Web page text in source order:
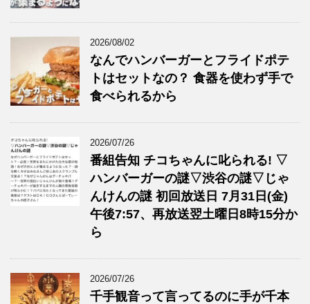
2026/08/02
なんでハンバーガーとフライドポテ
トはセットなの？ 食器を使わず手で
食べられるから
2026/07/26
番組告知 チコちゃんに叱られる! ▽
ハンバーガーの謎▽渋谷の謎▽じゃ
んけんの謎 初回放送日 7月31日(金)
午後7:57、再放送翌土曜日8時15分か
ら
2026/07/26
千手観音って言ってるのに手が千本